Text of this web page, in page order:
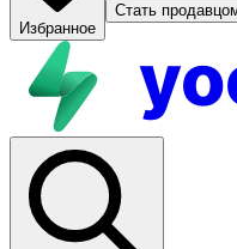
Избранное
Стать